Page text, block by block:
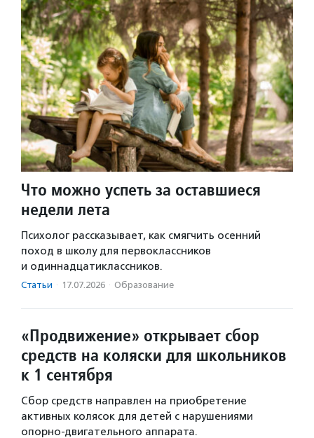
Что можно успеть за оставшиеся
недели лета
Психолог рассказывает, как смягчить осенний
поход в школу для первоклассников
и одиннадцатиклассников.
Статьи · 17.07.2026 · Образование
«Продвижение» открывает сбор
средств на коляски для школьников
к 1 сентября
Сбор средств направлен на приобретение
активных колясок для детей с нарушениями
опорно-двигательного аппарата.